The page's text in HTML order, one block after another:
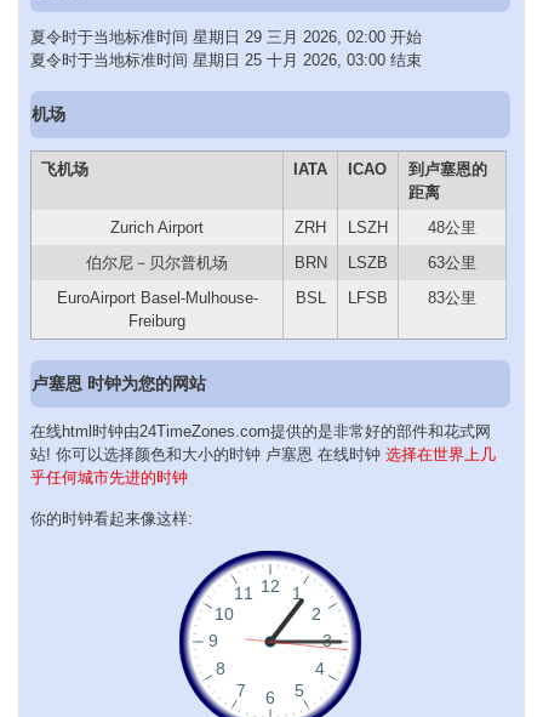
夏令时于当地标准时间 星期日 29 三月 2026, 02:00 开始
夏令时于当地标准时间 星期日 25 十月 2026, 03:00 结束
机场
飞机场 IATA ICAO
到卢塞恩的
距离
Zurich Airport
ZRH LSZH
48公里
伯尔尼－贝尔普机场
BRN LSZB
63公里
EuroAirport Basel-Mulhouse-
Freiburg
BSL LFSB 83公里
卢塞恩 时钟为您的网站
在线html时钟由24TimeZones.com提供的是非常好的部件和花式网
站! 你可以选择颜色和大小的时钟 卢塞恩 在线时钟 选择在世界上几
乎任何城市先进的时钟
你的时钟看起来像这样: